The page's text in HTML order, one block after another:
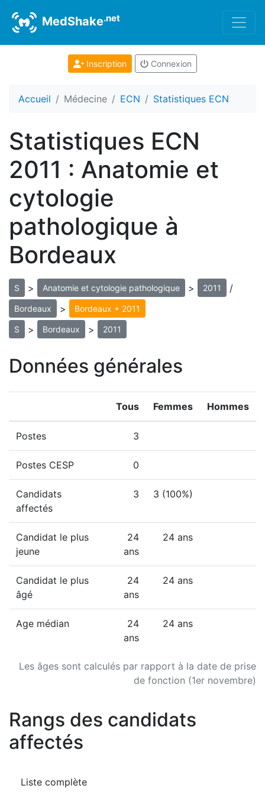
MedShake.net
Inscription Connexion
Accueil Médecine ECN Statistiques ECN
Statistiques ECN
2011 : Anatomie et
cytologie
pathologique à
Bordeaux
S > Anatomie et cytologie pathologique > 2011 /
Bordeaux > Bordeaux + 2011
S > Bordeaux > 2011
Données générales
Les âges sont calculés par rapport à la date de prise
de fonction (1er novembre)
Tous Femmes Hommes
Postes 3
Postes CESP 0
Candidats
affectés
3 3 (100%)
Candidat le plus
jeune
24
ans
24 ans
Candidat le plus
âgé
24
ans
24 ans
Age médian
24
ans
24 ans
Rangs des candidats
affectés
Liste complète